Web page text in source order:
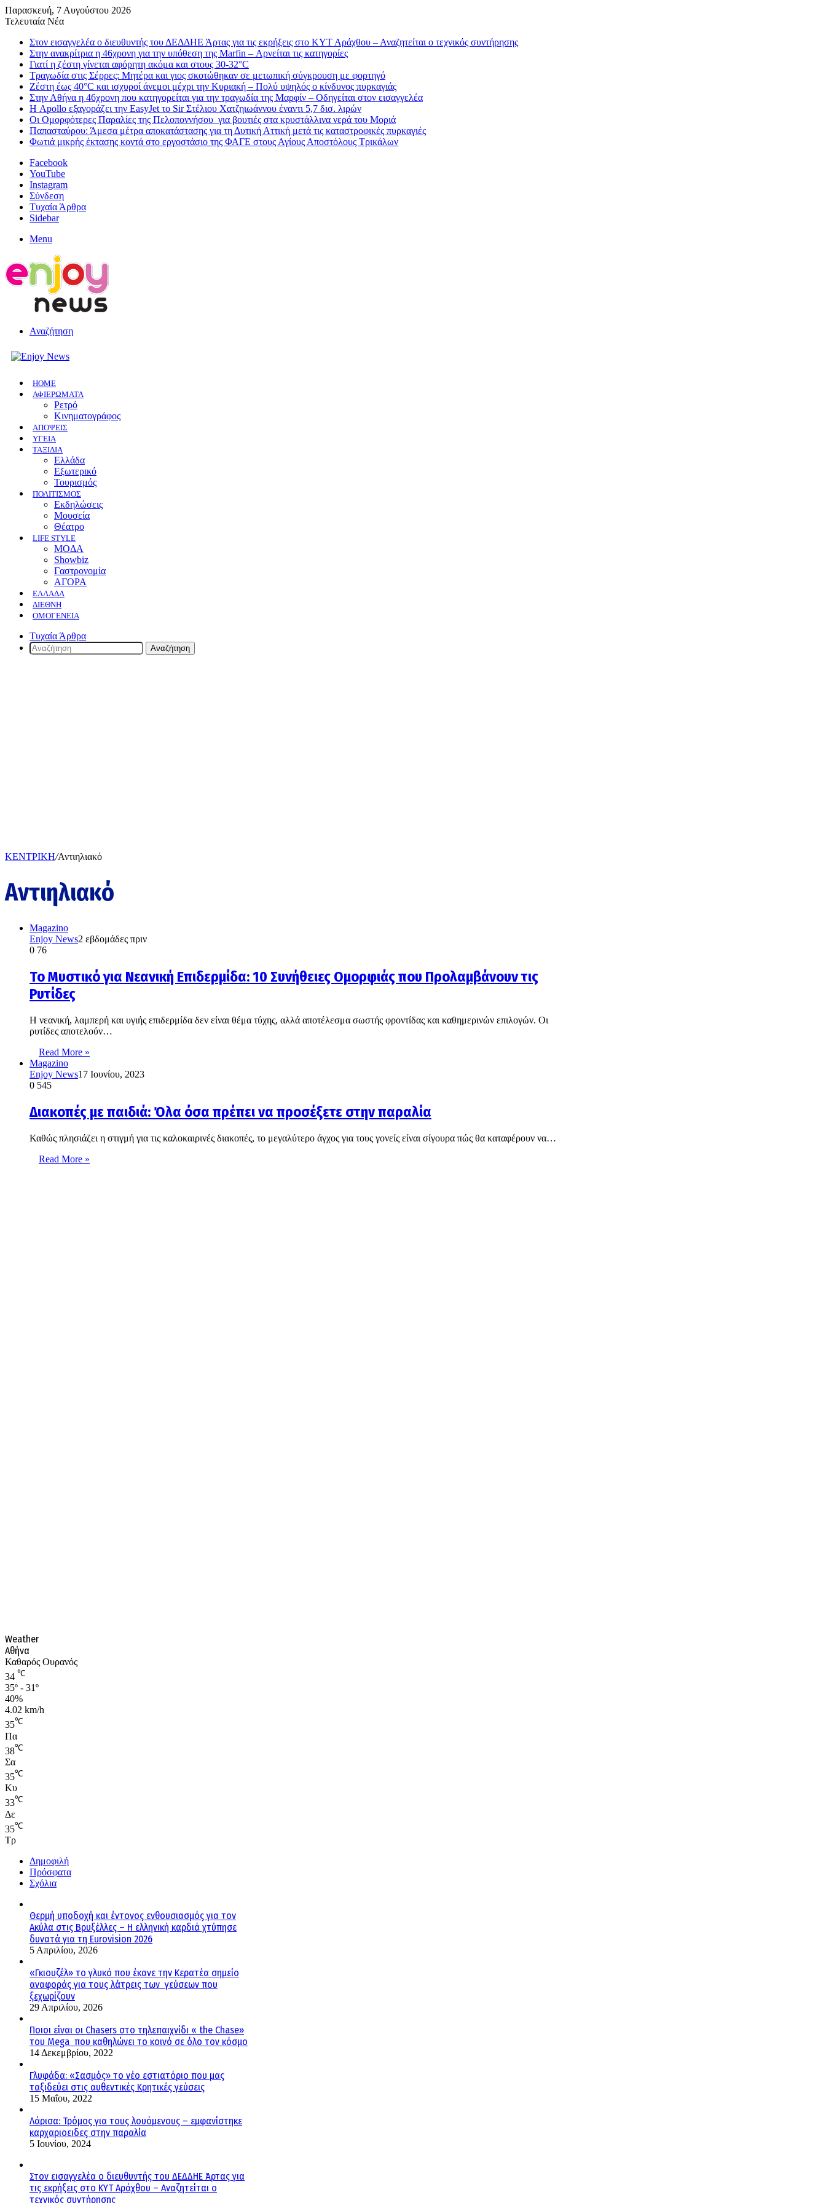
Παρασκευή, 7 Αυγούστου 2026
Τελευταία Νέα
Στον εισαγγελέα ο διευθυντής του ΔΕΔΔΗΕ Άρτας για τις εκρήξεις στο ΚΥΤ Αράχθου – Αναζητείται ο τεχνικός συντήρησης
Στην ανακρίτρια η 46χρονη για την υπόθεση της Marfin – Αρνείται τις κατηγορίες
Γιατί η ζέστη γίνεται αφόρητη ακόμα και στους 30-32°C
Τραγωδία στις Σέρρες: Μητέρα και γιος σκοτώθηκαν σε μετωπική σύγκρουση με φορτηγό
Ζέστη έως 40°C και ισχυροί άνεμοι μέχρι την Κυριακή – Πολύ υψηλός ο κίνδυνος πυρκαγιάς
Στην Αθήνα η 46χρονη που κατηγορείται για την τραγωδία της Μαρφίν – Οδηγείται στον εισαγγελέα
Η Apollo εξαγοράζει την EasyJet το Sir Στέλιου Χατζηιωάννου έναντι 5,7 δισ. λιρών
Οι Ομορφότερες Παραλίες της Πελοποννήσου για βουτιές στα κρυστάλλινα νερά του Μοριά
Παπασταύρου: Άμεσα μέτρα αποκατάστασης για τη Δυτική Αττική μετά τις καταστροφικές πυρκαγιές
Φωτιά μικρής έκτασης κοντά στο εργοστάσιο της ΦΑΓΕ στους Αγίους Αποστόλους Τρικάλων
Facebook
YouTube
Instagram
Σύνδεση
Τυχαία Άρθρα
Sidebar
Menu
Αναζήτηση
HOME
ΑΦΙΕΡΩΜΑΤΑ
Ρετρό
Κινηματογράφος
ΑΠΟΨΕΙΣ
ΥΓΕΙΑ
ΤΑΞΙΔΙΑ
Ελλάδα
Εξωτερικό
Τουρισμός
ΠΟΛΙΤΙΣΜΟΣ
Eκδηλώσεις
Mουσεία
Θέατρο
LIFE STYLE
ΜΟΔΑ
Showbiz
Γαστρονομία
ΑΓΟΡΑ
ΕΛΛΆΔΑ
ΔΙΕΘΝΉ
ΟΜΟΓΈΝΕΙΑ
Τυχαία Άρθρα
Αναζήτηση
ΚΕΝΤΡΙΚΗ/Αντιηλιακό
Αντιηλιακό
Magazino
Enjoy News2 εβδομάδες πριν
0 76
Το Μυστικό για Νεανική Επιδερμίδα: 10 Συνήθειες Ομορφιάς που Προλαμβάνουν τις
Ρυτίδες
Η νεανική, λαμπερή και υγιής επιδερμίδα δεν είναι θέμα τύχης, αλλά αποτέλεσμα σωστής φροντίδας και καθημερινών επιλογών. Οι
ρυτίδες αποτελούν…
Read More »
Magazino
Enjoy News17 Ιουνίου, 2023
0 545
Διακοπές με παιδιά: Όλα όσα πρέπει να προσέξετε στην παραλία
Καθώς πλησιάζει η στιγμή για τις καλοκαιρινές διακοπές, το μεγαλύτερο άγχος για τους γονείς είναι σίγουρα πώς θα καταφέρουν να…
Read More »
Weather
Αθήνα
Καθαρός Ουρανός
34 ℃
35º - 31º
40%
4.02 km/h
35℃
Πα
38℃
Σα
35℃
Κυ
33℃
Δε
35℃
Τρ
Δημοφιλή
Πρόσφατα
Σχόλια
Θερμή υποδοχή και έντονος ενθουσιασμός για τον
Ακύλα στις Βρυξέλλες – Η ελληνική καρδιά χτύπησε
δυνατά για τη Eurovision 2026
5 Απριλίου, 2026
«Γκιουζέλ» το γλυκό που έκανε την Κερατέα σημείο
αναφοράς για τους λάτρεις των γεύσεων που
ξεχωρίζουν
29 Απριλίου, 2026
Ποιοι είναι οι Chasers στο τηλεπαιχνίδι « the Chase»
του Mega που καθηλώνει το κοινό σε όλο τον κόσμο
14 Δεκεμβρίου, 2022
Γλυφάδα: «Σασμός» το νέο εστιατόριο που μας
ταξιδεύει στις αυθεντικές Κρητικές γεύσεις
15 Μαΐου, 2022
Λάρισα: Τρόμος για τους λουόμενους – εμφανίστηκε
καρχαριοειδες στην παραλία
5 Ιουνίου, 2024
Στον εισαγγελέα ο διευθυντής του ΔΕΔΔΗΕ Άρτας για
τις εκρήξεις στο ΚΥΤ Αράχθου – Αναζητείται ο
τεχνικός συντήρησης